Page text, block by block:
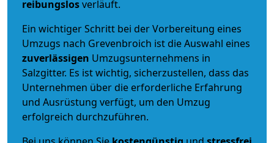
reibungslosverläuft.
Ein wichtiger Schritt bei der Vorbereitung eines
Umzugs nach Grevenbroich ist die Auswahl eines
zuverlässigen Umzugsunternehmens in
Salzgitter. Es ist wichtig, sicherzustellen, dass das
Unternehmen über die erforderliche Erfahrung
und Ausrüstung verfügt, um den Umzug
erfolgreich durchzuführen.